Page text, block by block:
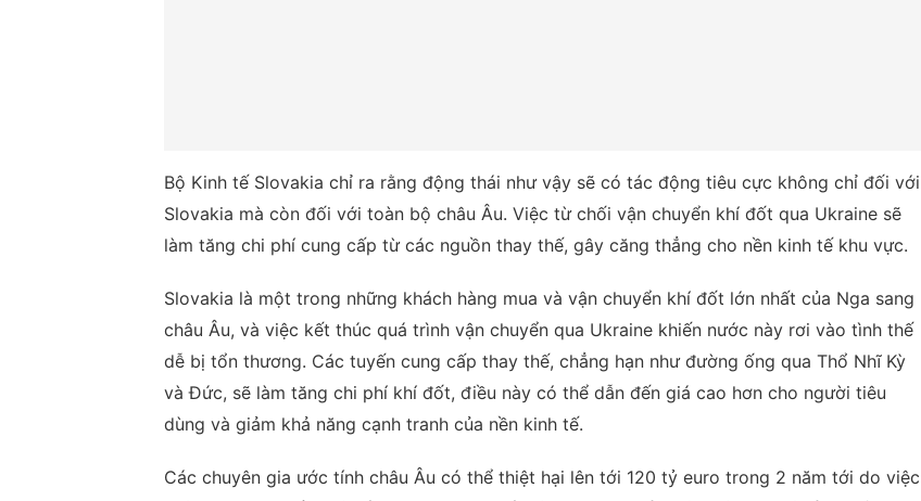
Bộ Kinh tế Slovakia chỉ ra rằng động thái như vậy sẽ có tác động tiêu cực không chỉ đối với
Slovakia mà còn đối với toàn bộ châu Âu. Việc từ chối vận chuyển khí đốt qua Ukraine sẽ
làm tăng chi phí cung cấp từ các nguồn thay thế, gây căng thẳng cho nền kinh tế khu vực.
Slovakia là một trong những khách hàng mua và vận chuyển khí đốt lớn nhất của Nga sang
châu Âu, và việc kết thúc quá trình vận chuyển qua Ukraine khiến nước này rơi vào tình thế
dễ bị tổn thương. Các tuyến cung cấp thay thế, chẳng hạn như đường ống qua Thổ Nhĩ Kỳ
và Đức, sẽ làm tăng chi phí khí đốt, điều này có thể dẫn đến giá cao hơn cho người tiêu
dùng và giảm khả năng cạnh tranh của nền kinh tế.
Các chuyên gia ước tính châu Âu có thể thiệt hại lên tới 120 tỷ euro trong 2 năm tới do việc